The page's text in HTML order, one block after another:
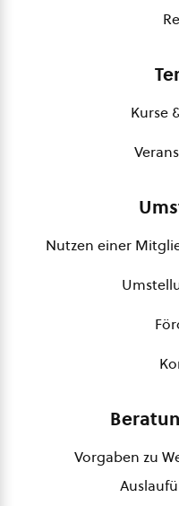
Kurse
Nutzen einer
Vorgaben zu